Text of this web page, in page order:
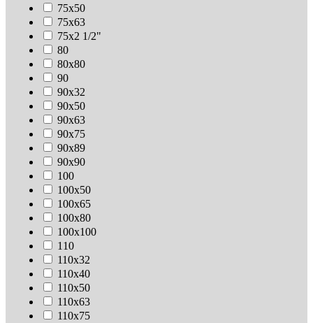
75х50
75х63
75х2 1/2"
80
80х80
90
90х32
90х50
90х63
90х75
90х89
90х90
100
100х50
100х65
100х80
100х100
110
110х32
110х40
110х50
110х63
110х75